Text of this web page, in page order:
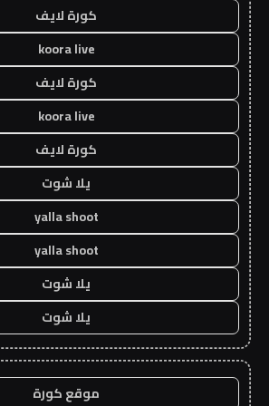
كورة لايف
koora live
كورة لايف
koora live
كورة لايف
يلا شوت
yalla shoot
yalla shoot
يلا شوت
يلا شوت
موقع كورة